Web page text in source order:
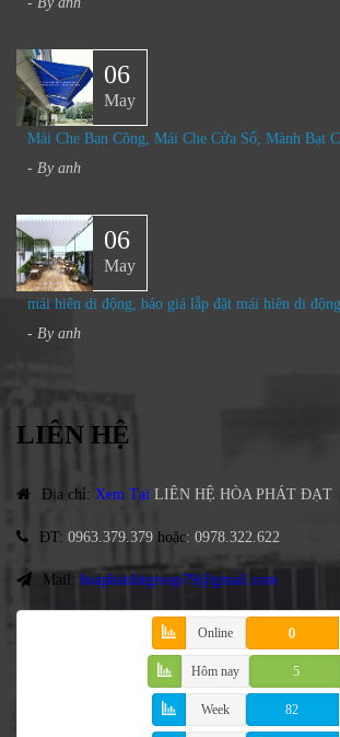
06
May
Mái Che Ban Công, Mái Che Cửa Sổ, Mành Bạt
- By anh
06
May
mái hiên di động, báo giá lắp đặt mái hiên di
- By anh
LIÊN HỆ
Địa chỉ: Xem Tại LIÊN HỆ HÒA PHÁT ĐẠT
ĐT: 0963.379.379 hoặc: 0978.322.622
Mail: hoaphatdatgroup79@gmail.com
Online 0
Hôm nay 5
Week 82